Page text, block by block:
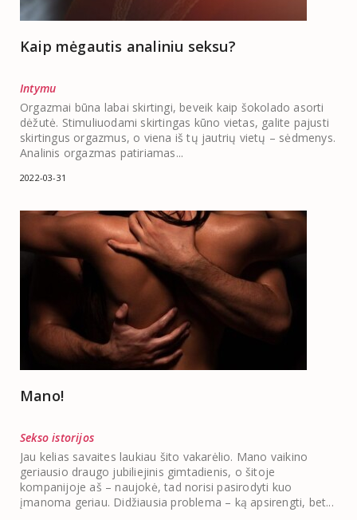
Kaip mėgautis analiniu seksu?
Intymu
Orgazmai būna labai skirtingi, beveik kaip šokolado asorti
dėžutė. Stimuliuodami skirtingas kūno vietas, galite pajusti
skirtingus orgazmus, o viena iš tų jautrių vietų – sėdmenys.
Analinis orgazmas patiriamas...
2022-03-31
Mano!
Sekso istorijos
Jau kelias savaites laukiau šito vakarėlio. Mano vaikino
geriausio draugo jubiliejinis gimtadienis, o šitoje
kompanijoje aš – naujokė, tad norisi pasirodyti kuo
įmanoma geriau. Didžiausia problema – ką apsirengti, bet...